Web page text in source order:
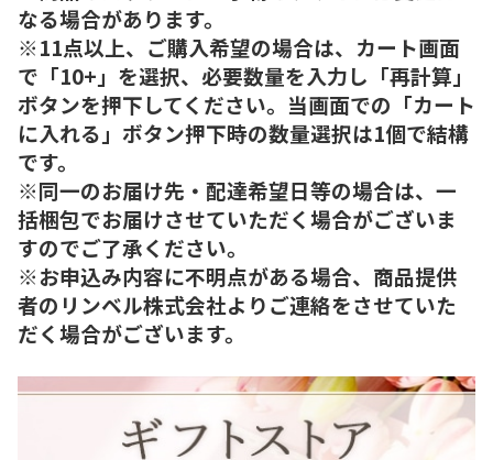
なる場合があります。
※11点以上、ご購入希望の場合は、カート画面
で「10+」を選択、必要数量を入力し「再計算」
ボタンを押下してください。当画面での「カート
に入れる」ボタン押下時の数量選択は1個で結構
です。
※同一のお届け先・配達希望日等の場合は、一
括梱包でお届けさせていただく場合がございま
すのでご了承ください。
※お申込み内容に不明点がある場合、商品提供
者のリンベル株式会社よりご連絡をさせていた
だく場合がございます。